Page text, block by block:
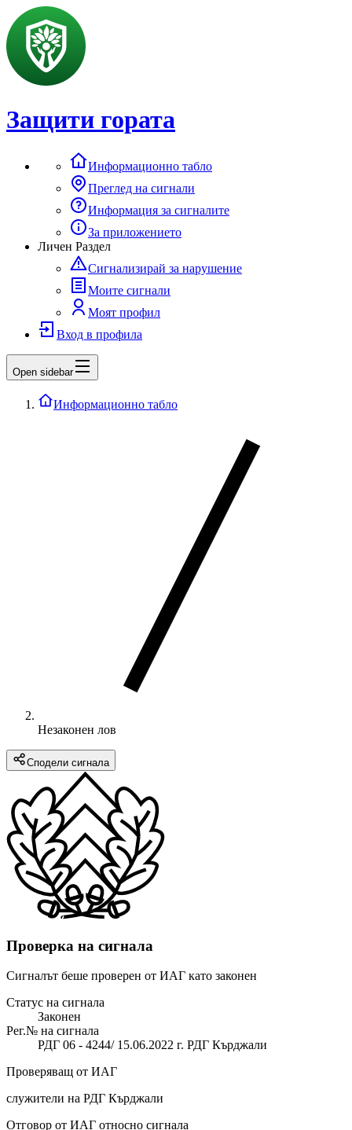
Защити гората
Информационно табло
Преглед на сигнали
Информация за сигналите
За приложението
Личен Раздел
Сигнализирай за нарушение
Моите сигнали
Моят профил
Вход в профила
Open sidebar
Информационно табло
Незаконен лов
Сподели сигнала
Проверка на сигнала
Сигналът беше проверен от ИАГ като законен
Статус на сигнала
Законен
Рег.№ на сигнала
РДГ 06 - 4244/ 15.06.2022 г. РДГ Кърджали
Проверяващ от ИАГ
служители на РДГ Кърджали
Отговор от ИАГ относно сигнала